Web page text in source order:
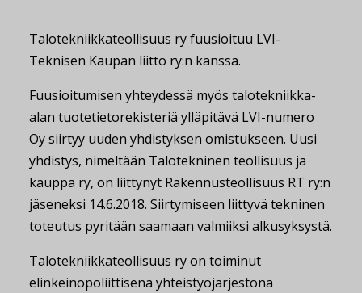
Talotekniikkateollisuus ry fuusioituu LVI-
Teknisen Kaupan liitto ry:n kanssa.
Fuusioitumisen yhteydessä myös talotekniikka-
alan tuotetietorekisteriä ylläpitävä LVI-numero
Oy siirtyy uuden yhdistyksen omistukseen. Uusi
yhdistys, nimeltään Talotekninen teollisuus ja
kauppa ry, on liittynyt Rakennusteollisuus RT ry:n
jäseneksi 14.6.2018. Siirtymiseen liittyvä tekninen
toteutus pyritään saamaan valmiiksi alkusyksystä.
Talotekniikkateollisuus ry on toiminut
elinkeinopoliittisena yhteistyöjärjestönä